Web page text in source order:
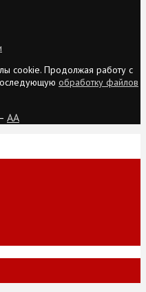
cookie. Продолжая работу с
обработку файлов
AA